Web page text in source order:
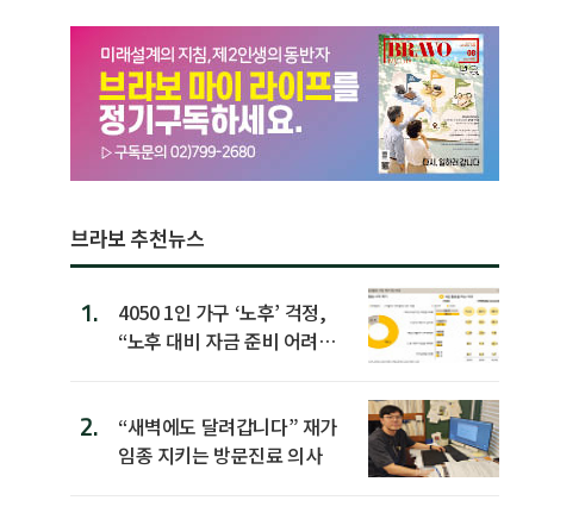
브라보 추천뉴스
1.
4050 1인 가구 ‘노후’ 걱정,
“노후 대비 자금 준비 어려
2.
“새벽에도 달려갑니다” 재가
임종 지키는 방문진료 의사